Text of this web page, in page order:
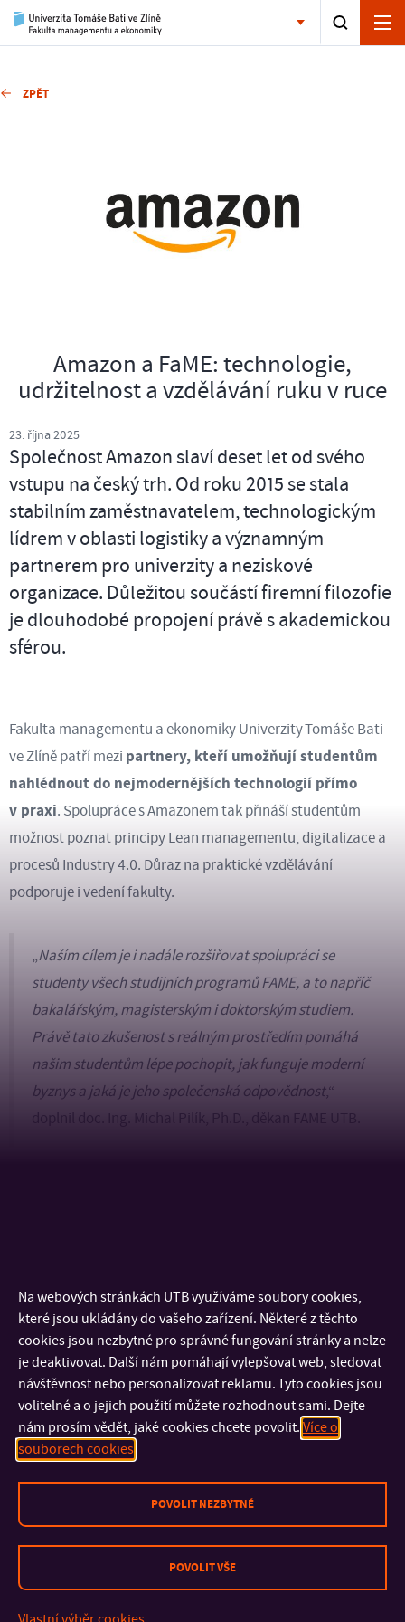
ZPĚT
Amazon a FaME: technologie,
udržitelnost a vzdělávání ruku v ruce
23. října 2025
Společnost Amazon slaví deset let od svého
vstupu na český trh. Od roku 2015 se stala
stabilním zaměstnavatelem, technologickým
lídrem v oblasti logistiky a významným
partnerem pro univerzity a neziskové
organizace. Důležitou součástí firemní filozofie
je dlouhodobé propojení právě s akademickou
sférou.
Fakulta managementu a ekonomiky Univerzity Tomáše Bati
ve Zlíně patří mezi partnery, kteří umožňují studentům
nahlédnout do nejmodernějších technologií přímo
v praxi. Spolupráce s Amazonem tak přináší studentům
možnost poznat principy Lean managementu, digitalizace a
procesů Industry 4.0. Důraz na praktické vzdělávání
podporuje i vedení fakulty.
„Naším cílem je i nadále rozšiřovat spolupráci se
studenty všech studijních programů FAME, a to napříč
bakalářským, magisterským i doktorským studiem.
Právě tato zkušenost s reálným prostředím pomáhá
našim studentům lépe pochopit, jak funguje moderní
byznys a jaká je jeho společenská odpovědnost,“
doplnil doc. Ing. Michal Pilík, Ph.D., děkan FAME UTB.
nejen průmyslu, ale i vzdělávání
,“ uvedl prof. Ing. David
Tuček, Ph.D., proděkan pro strategický rozvoj FAME
UTB.
Vedle průmyslových inovací klade společnost
Amazon i
infrastruktury a budov s certifikací BREEAM jsou jasným
krokem směrem k cíli net zero carbon do roku 2040.
Na webových stránkách UTB využíváme soubory cookies,
které jsou ukládány do vašeho zařízení. Některé z těchto
cookies jsou nezbytné pro správné fungování stránky a nelze
je deaktivovat. Další nám pomáhají vylepšovat web, sledovat
návštěvnost nebo personalizovat reklamu. Tyto cookies jsou
volitelné a o jejich použití můžete rozhodnout sami. Dejte
nám prosím vědět, jaké cookies chcete povolit. Více o
souborech cookies
POVOLIT NEZBYTNÉ
POVOLIT VŠE